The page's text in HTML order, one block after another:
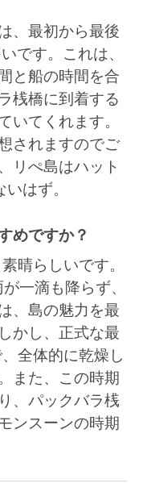
、最初から最後
です。これは、
と船の時間を合
桟橋に到着する
いてくれます。
されますのでご
リぺ島はハット
はず。
めですか？
晴らしいです。
一滴も降らず、
、島の魅力を最
かし、正式な最
全体的に乾燥し
また、この時期
、パックバラ桟
ンスーンの時期